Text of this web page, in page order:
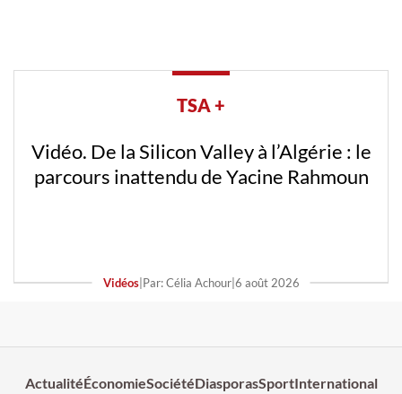
TSA +
Vidéo. De la Silicon Valley à l’Algérie : le
parcours inattendu de Yacine Rahmoun
Vidéos| Par: Célia Achour| 6 août 2026
ActualitéÉconomieSociétéDiasporasSportInternational